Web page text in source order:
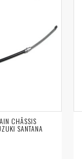
CHÂSSIS
SANTANA